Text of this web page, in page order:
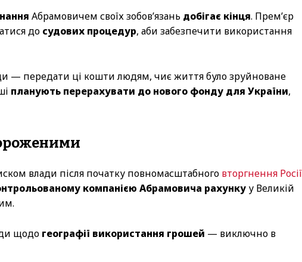
Абрамовичем своїх зобов’язань добігає кінця. Прем’єр
до судових процедур, аби забезпечити використання
— передати ці кошти людям, чиє життя було зруйноване
планують перерахувати до нового фонду для України,
влади після початку повномасштабного вторгнення Росії
компанією Абрамовича рахунку у Великій
щодо географії використання грошей — виключно в